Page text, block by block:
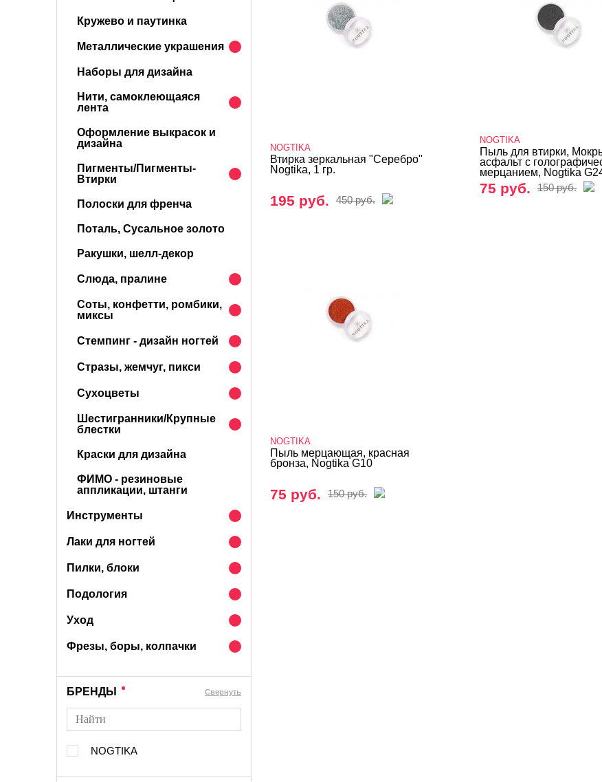
Кружево и паутинка
Металлические украшения
Наборы для дизайна
Нити, самоклеющаяся
лента
Оформление выкрасок и
дизайна
Пигменты/Пигменты-
Втирки
Полоски для френча
Поталь, Сусальное золото
Ракушки, шелл-декор
Слюда, пралине
Соты, конфетти, ромбики,
миксы
Стемпинг - дизайн ногтей
Стразы, жемчуг, пикси
Сухоцветы
Шестигранники/Крупные
блестки
Краски для дизайна
ФИМО - резиновые
аппликации, штанги
Инструменты
Лаки для ногтей
Пилки, блоки
Подология
Уход
Фрезы, боры, колпачки
БРЕНДЫ Cвернуть
NOGTIKA
NOGTIKA
Втирка зеркальная "Серебро"
Nogtika, 1 гр.
195 руб. 450 руб.
NOGTIKA
Пыль для втирки,
асфальт с
мерцанием, Nogtika
75 руб. 150 руб.
NOGTIKA
Пыль мерцающая, красная
бронза, Nogtika G10
75 руб. 150 руб.